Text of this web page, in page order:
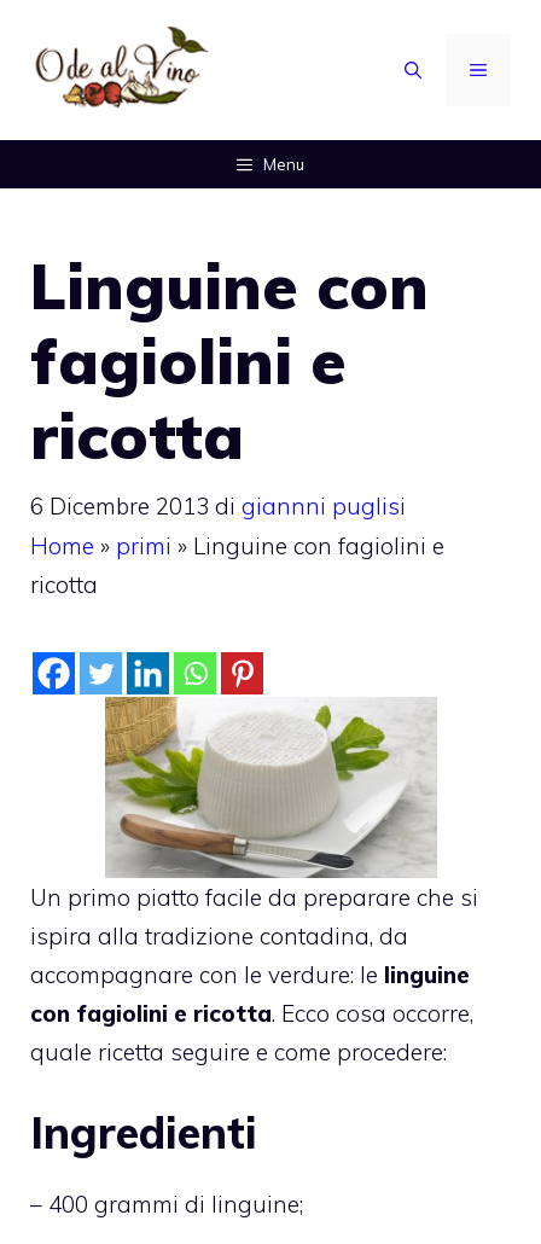
contenuto
MENU
Menu
Linguine con
fagiolini e
ricotta
6 Dicembre 2013 di giannni puglisi
Home » primi » Linguine con fagiolini e
ricotta
Un primo piatto facile da preparare che si
ispira alla tradizione contadina, da
accompagnare con le verdure: le linguine
con fagiolini e ricotta. Ecco cosa occorre,
quale ricetta seguire e come procedere:
Ingredienti
– 400 grammi di linguine;